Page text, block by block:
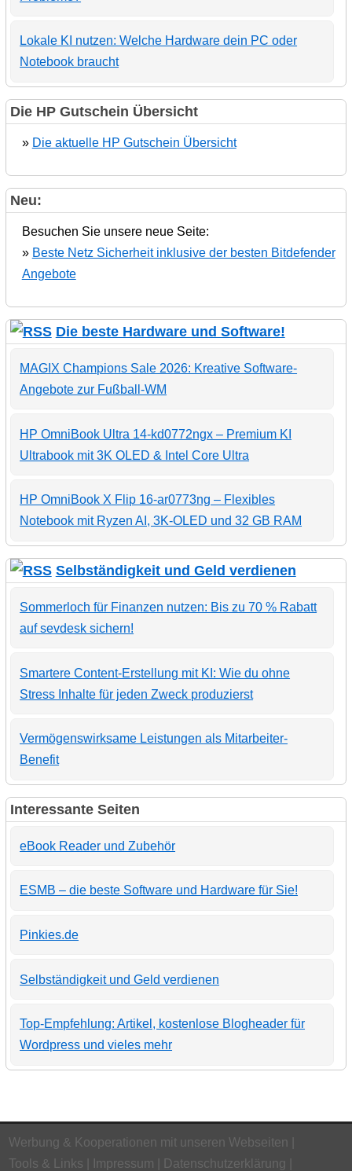
Lokale KI nutzen: Welche Hardware dein PC oder
Notebook braucht
Die HP Gutschein Übersicht
» Die aktuelle HP Gutschein Übersicht
Neu:
Besuchen Sie unsere neue Seite:
» Beste Netz Sicherheit inklusive der besten Bitdefender
Angebote
Die beste Hardware und Software!
MAGIX Champions Sale 2026: Kreative Software-
Angebote zur Fußball-WM
HP OmniBook Ultra 14-kd0772ngx – Premium KI
Ultrabook mit 3K OLED & Intel Core Ultra
HP OmniBook X Flip 16-ar0773ng – Flexibles
Notebook mit Ryzen AI, 3K-OLED und 32 GB RAM
Selbständigkeit und Geld verdienen
Sommerloch für Finanzen nutzen: Bis zu 70 % Rabatt
auf sevdesk sichern!
Smartere Content-Erstellung mit KI: Wie du ohne
Stress Inhalte für jeden Zweck produzierst
Vermögenswirksame Leistungen als Mitarbeiter-
Benefit
Interessante Seiten
eBook Reader und Zubehör
ESMB – die beste Software und Hardware für Sie!
Pinkies.de
Selbständigkeit und Geld verdienen
Top-Empfehlung: Artikel, kostenlose Blogheader für
Wordpress und vieles mehr
Werbung & Kooperationen mit unseren Webseiten
Tools & Links
Impressum Datenschutzerklärung